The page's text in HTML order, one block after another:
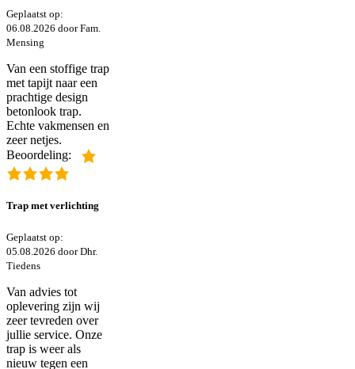
Geplaatst op:
06.08.2026 door Fam.
Mensing
Van een stoffige trap
met tapijt naar een
prachtige design
betonlook trap.
Echte vakmensen en
zeer netjes.
Beoordeling:
Trap met verlichting
Geplaatst op:
05.08.2026 door Dhr.
Tiedens
Van advies tot
oplevering zijn wij
zeer tevreden over
jullie service. Onze
trap is weer als
nieuw tegen een